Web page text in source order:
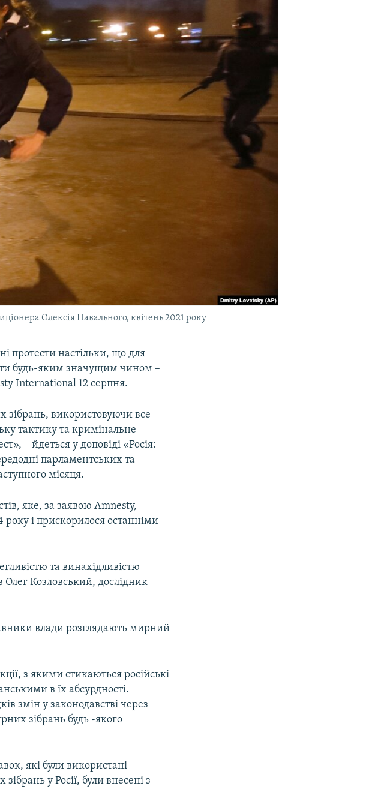
Олексія Навального, квітень 2021 року
протести настільки, що для
будь-яким значущим чином –
International 12 серпня.
зібрань, використовуючи все
тактику та кримінальне
– йдеться у доповіді «Росія:
парламентських та
місяця.
яке, за заявою Amnesty,
року і прискорилося останніми
та винахідливістю
Олег Козловський, дослідник
влади розглядають мирний
з якими стикаються російські
в їх абсурдності.
змін у законодавстві через
зібрань будь -якого
які були використані
у Росії, були внесені з